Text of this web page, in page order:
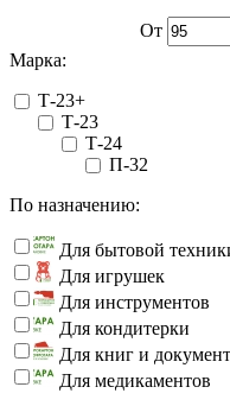
От
Марка:
Т-23+
Т-23
Т-24
П-32
По назначению:
Для бытовой
Для игрушек
Для инструментов
Для кондитерки
Для книг и
Для медикаментов